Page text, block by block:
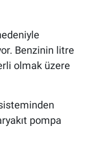
Benzinin litre
olmak üzere
pompa